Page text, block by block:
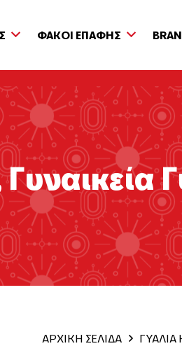
ΦΑΚΟΙ ΕΠΑΦΗΣ
Γυναικεία
ΑΡΧΙΚΗ ΣΕΛΙΔΑ ΓΥΑΛΙΑ